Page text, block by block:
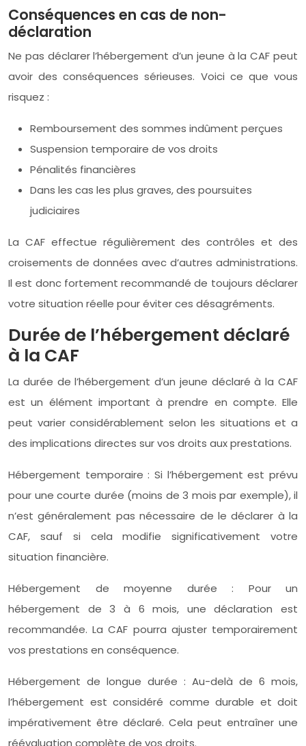
Conséquences en cas de non-
déclaration
Ne pas déclarer l’hébergement d’un jeune à la CAF peut
avoir des conséquences sérieuses. Voici ce que vous
risquez :
Remboursement des sommes indûment perçues
Suspension temporaire de vos droits
Pénalités financières
Dans les cas les plus graves, des poursuites
judiciaires
La CAF effectue régulièrement des contrôles et des
croisements de données avec d’autres administrations.
Il est donc fortement recommandé de toujours déclarer
votre situation réelle pour éviter ces désagréments.
Durée de l’hébergement déclaré
à la CAF
La durée de l’hébergement d’un jeune déclaré à la CAF
est un élément important à prendre en compte. Elle
peut varier considérablement selon les situations et a
des implications directes sur vos droits aux prestations.
Hébergement temporaire : Si l’hébergement est prévu
pour une courte durée (moins de 3 mois par exemple), il
n’est généralement pas nécessaire de le déclarer à la
CAF, sauf si cela modifie significativement votre
situation financière.
Hébergement de moyenne durée : Pour un
hébergement de 3 à 6 mois, une déclaration est
recommandée. La CAF pourra ajuster temporairement
vos prestations en conséquence.
Hébergement de longue durée : Au-delà de 6 mois,
l’hébergement est considéré comme durable et doit
impérativement être déclaré. Cela peut entraîner une
réévaluation complète de vos droits.